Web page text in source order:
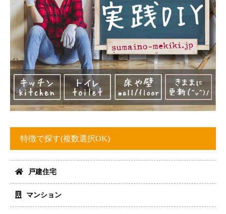
特徴で探す(複数選択OK)
戸建住宅
マンション